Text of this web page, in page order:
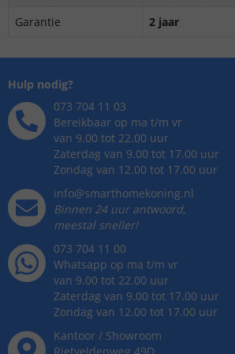
Garantie
2 jaar
Hulp nodig?
073 704 11 03
Bereikbaar op ma t/m vr
van 9.00 tot 22.00 uur
Zaterdag van 9.00 tot 17.00 uur
Zondag van 12.00 tot 17.00 uur
info@smarthomekoning.nl
Binnen 24 uur antwoord,
meestal sneller!
073 704 11 00
Whatsapp op ma t/m vr
van 9.00 tot 22.00 uur
Zaterdag van 9.00 tot 17.00 uur
Zondag van 12.00 tot 17.00 uur
Kantoor / Showroom